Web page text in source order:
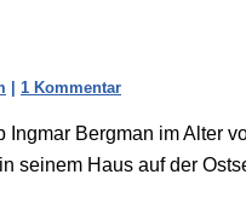
| 1 Kommentar
Ingmar Bergman im Alter
seinem Haus auf der